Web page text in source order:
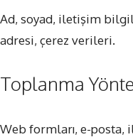
Ad, soyad, iletişim
adresi, çerez verileri.
Toplanma
Web formları, e-posta,